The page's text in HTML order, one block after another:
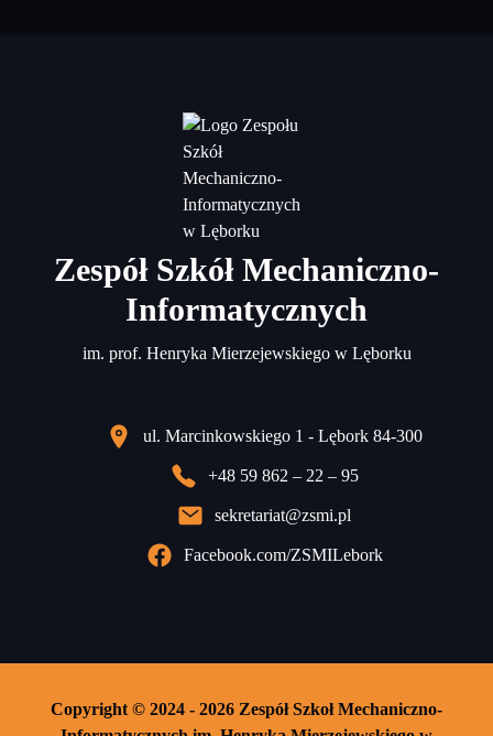
Zespół Szkół Mechaniczno-
Informatycznych
im. prof. Henryka Mierzejewskiego w Lęborku
ul. Marcinkowskiego 1 - Lębork 84-300
+48 59 862 – 22 – 95
sekretariat@zsmi.pl
Facebook.com/ZSMILebork
Copyright © 2024 - 2026 Zespół Szkoł Mechaniczno-